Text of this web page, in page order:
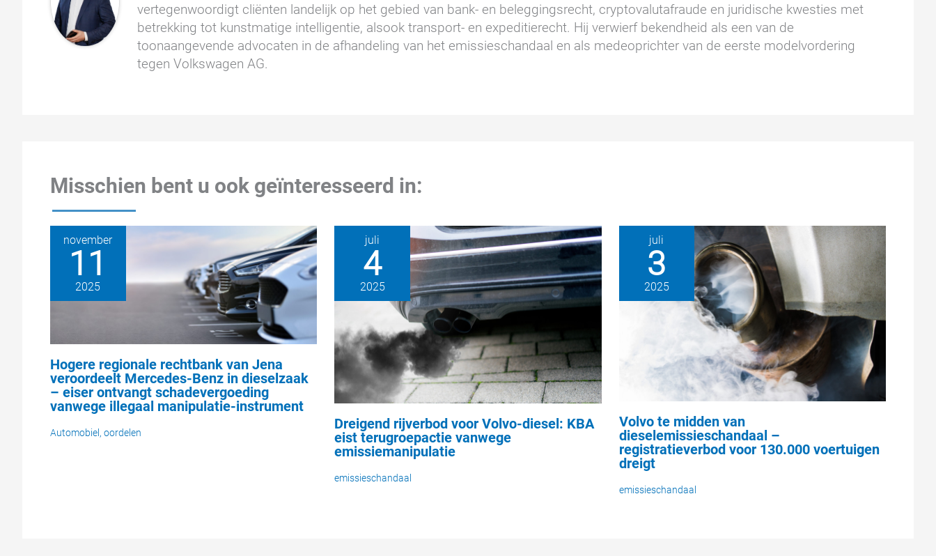
vertegenwoordigt cliënten landelijk op het gebied van bank- en beleggingsrecht, cryptovalutafraude en juridische kwesties met
betrekking tot kunstmatige intelligentie, alsook transport- en expeditierecht. Hij verwierf bekendheid als een van de
toonaangevende advocaten in de afhandeling van het emissieschandaal en als medeoprichter van de eerste modelvordering
tegen Volkswagen AG.
Misschien bent u ook geïnteresseerd in:
november
11
2025
Hogere regionale rechtbank van Jena
veroordeelt Mercedes-Benz in dieselzaak
– eiser ontvangt schadevergoeding
vanwege illegaal manipulatie-instrument
Automobiel , oordelen
juli
4
2025
Dreigend rijverbod voor Volvo-diesel: KBA
eist terugroepactie vanwege
emissiemanipulatie
emissieschandaal
juli
3
2025
Volvo te midden van
dieselemissieschandaal –
registratieverbod voor 130.000 voertuigen
dreigt
emissieschandaal